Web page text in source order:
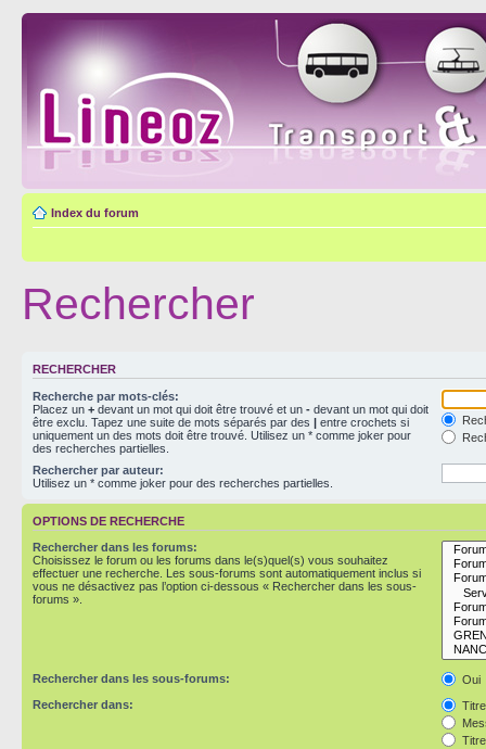
Index du forum
Rechercher
RECHERCHER
Recherche par mots-clés:
Placez un + devant un mot qui doit être trouvé et un - devant un mot qui doit
être exclu. Tapez une suite de mots séparés par des | entre crochets si
uniquement un des mots doit être trouvé. Utilisez un * comme joker pour
des recherches partielles.
Rechercher par auteur:
Utilisez un * comme joker pour des recherches partielles.
OPTIONS DE RECHERCHE
Rechercher dans les forums:
Choisissez le forum ou les forums dans le(s)quel(s) vous souhaitez
effectuer une recherche. Les sous-forums sont automatiquement inclus si
vous ne désactivez pas l’option ci-dessous « Rechercher dans les sous-
forums ».
Rechercher dans les sous-forums:
Oui
Rechercher dans: